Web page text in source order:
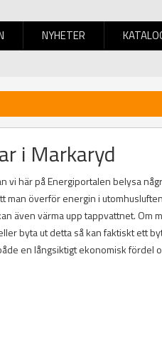
NYHETER
i Markaryd
vi här på Energiportalen belysa
man överför energin i
även värma upp tappvattnet. Om
byta ut detta så kan faktiskt ett
en långsiktigt ekonomisk fördel